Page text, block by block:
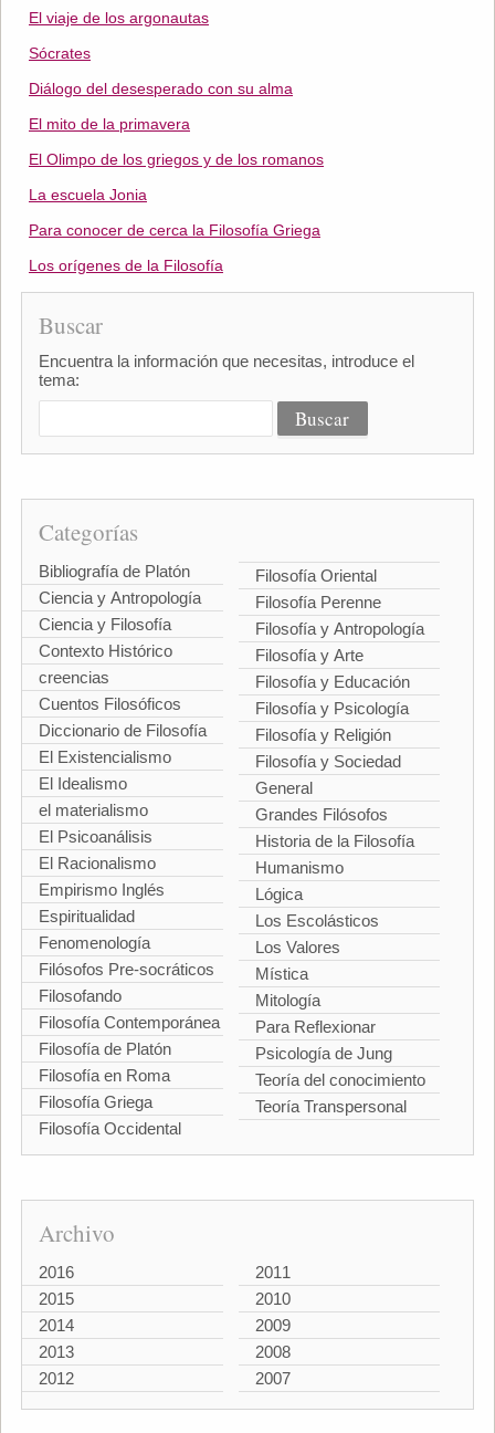
El viaje de los argonautas
Sócrates
Diálogo del desesperado con su alma
El mito de la primavera
El Olimpo de los griegos y de los romanos
La escuela Jonia
Para conocer de cerca la Filosofía Griega
Los orígenes de la Filosofía
Buscar
Encuentra la información que necesitas, introduce el
tema:
Categorías
Bibliografía de Platón
Ciencia y Antropología
Ciencia y Filosofía
Contexto Histórico
creencias
Cuentos Filosóficos
Diccionario de Filosofía
El Existencialismo
El Idealismo
el materialismo
El Psicoanálisis
El Racionalismo
Empirismo Inglés
Espiritualidad
Fenomenología
Filósofos Pre-socráticos
Filosofando
Filosofía Contemporánea
Filosofía de Platón
Filosofía en Roma
Filosofía Griega
Filosofía Occidental
Filosofía Oriental
Filosofía Perenne
Filosofía y Antropología
Filosofía y Arte
Filosofía y Educación
Filosofía y Psicología
Filosofía y Religión
Filosofía y Sociedad
General
Grandes Filósofos
Historia de la Filosofía
Humanismo
Lógica
Los Escolásticos
Los Valores
Mística
Mitología
Para Reflexionar
Psicología de Jung
Teoría del conocimiento
Teoría Transpersonal
Archivo
2016
2015
2014
2013
2012
2011
2010
2009
2008
2007